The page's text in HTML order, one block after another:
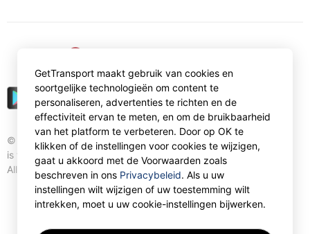
© Gettransport International Limited. GetTransport®
is trademark of Gettransport International Limited.
All rights reserved.
GetTransport maakt gebruik van cookies en
soortgelijke technologieën om content te
personaliseren, advertenties te richten en de
effectiviteit ervan te meten, en om de bruikbaarheid
van het platform te verbeteren. Door op OK te
klikken of de instellingen voor cookies te wijzigen,
gaat u akkoord met de Voorwaarden zoals
beschreven in ons Privacybeleid. Als u uw
instellingen wilt wijzigen of uw toestemming wilt
intrekken, moet u uw cookie-instellingen bijwerken.